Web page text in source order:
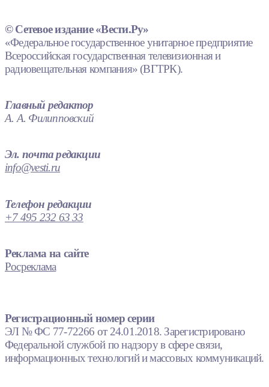
© Сетевое издание «Вести.Ру»
«Федеральное государственное унитарное предприятие
Всероссийская государственная телевизионная и
радиовещательная компания» (ВГТРК).
Главный редактор
А. А. Филипповский
Эл. почта редакции
info@vesti.ru
Телефон редакции
+7 495 232 63 33
Реклама на сайте
Росреклама
Регистрационный номер серии
ЭЛ № ФС 77-72266 от 24.01.2018. Зарегистрировано
Федеральной службой по надзору в сфере связи,
информационных технологий и массовых коммуникаций.